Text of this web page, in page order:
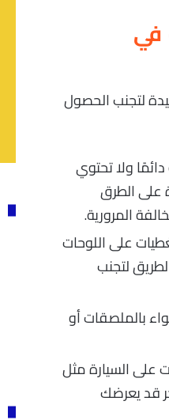
في
لتجنب الحصول
ولا تحتوي
على الطرق
المرورية.
على اللوحات
لتجنب
بالملصقات أو
على السيارة مثل
قد يعرضك